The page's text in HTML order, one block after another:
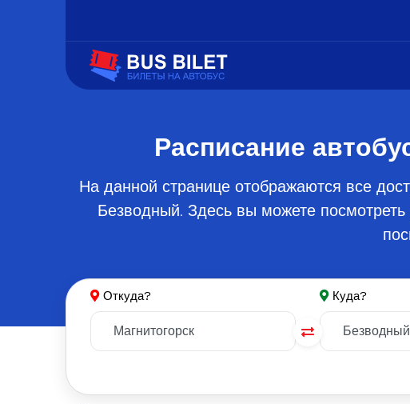
Расписание
На данной странице отображаются все
Безводный. Здесь вы можете
Откуда? Куда?